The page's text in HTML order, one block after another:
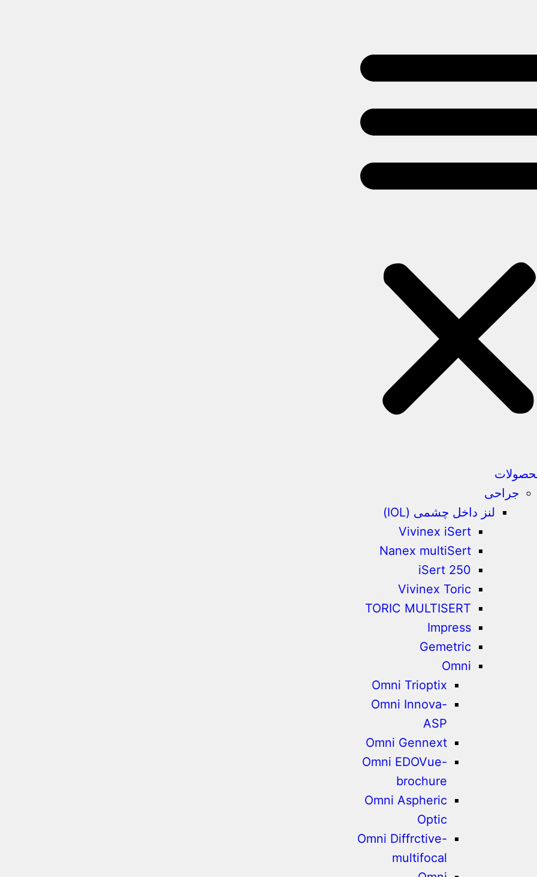
جراحی
لنز داخل چشمی (IOL)
Vivinex iSert
Nanex multiSert
iSert 250
Vivinex Toric
TORIC MULTISERT
Impress
Gemetric
Omni
Omni Trioptix
Omni Innova-
ASP
Omni Gennext
Omni EDOVue-
brochure
Omni Aspheric
Optic
Omni Diffrctive-
multifocal